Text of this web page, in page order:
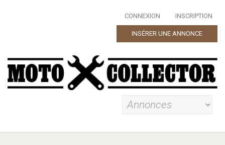
CONNEXION INSCRIPTION
INSÉRER UNE ANNONCE